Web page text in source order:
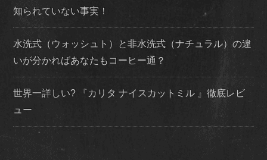
知られていない事実！
水洗式（ウォッシュト）と非水洗式（ナチュラル）の違
いが分かればあなたもコーヒー通？
世界一詳しい? 『カリタ ナイスカットミル 』徹底レビ
ュー